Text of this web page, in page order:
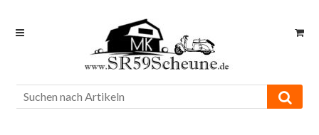
Skip
Skip